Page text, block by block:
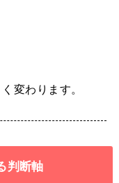
変わります。
判断軸